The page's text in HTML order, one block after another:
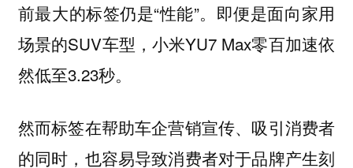
前最大的标签仍是“性能”。即便是面向家用
场景的SUV车型，小米YU7 Max零百加速依
然低至3.23秒。
然而标签在帮助车企营销宣传、吸引消费者
的同时，也容易导致消费者对于品牌产生刻